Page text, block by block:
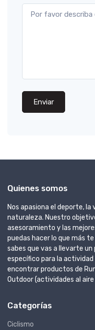
Enviar
Quienes somos
Nos apasiona el deporte,
naturaleza. Nuestro
asesoramiento y las
puedas hacer lo que más
sabes que vas a llevarte
específico para la actividad
encontrar productos de
Outdoor (actividades al aire
Categorías
Ciclismo